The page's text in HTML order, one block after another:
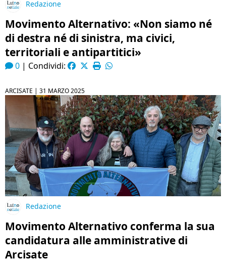
Redazione
Movimento Alternativo: «Non siamo né
di destra né di sinistra, ma civici,
territoriali e antipartitici»
0 | Condividi:
ARCISATE | 31 MARZO 2025
Redazione
Movimento Alternativo conferma la sua
candidatura alle amministrative di
Arcisate